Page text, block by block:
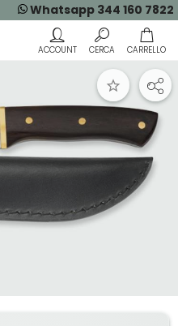
Whatsapp 344 160 7822